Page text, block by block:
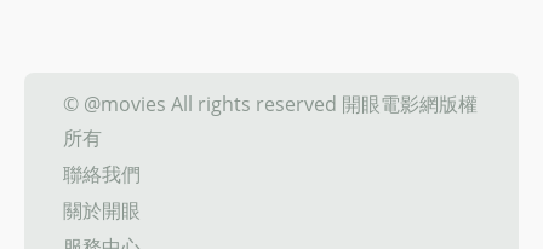
© @movies All rights reserved 開眼電影網版權
所有
聯絡我們
關於開眼